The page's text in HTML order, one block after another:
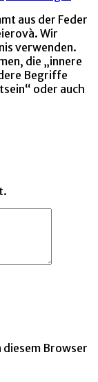
aus der Feder
Wir
verwenden.
die „innere
Begriffe
oder auch
diesem Browser